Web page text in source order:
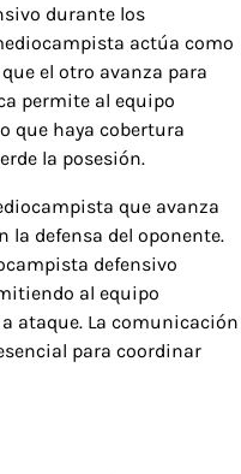
durante los
actúa como
el otro avanza para
permite al equipo
que haya cobertura
la posesión.
que avanza
la defensa del oponente.
defensivo
al equipo
ataque. La comunicación
para coordinar